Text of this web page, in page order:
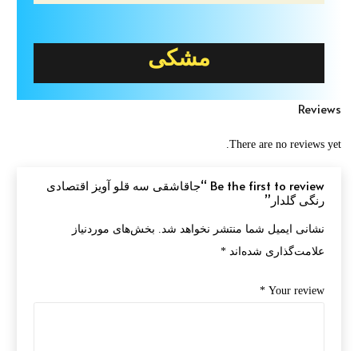
مشکی
Reviews
There are no reviews yet.
Be the first to review “جاقاشقی سه قلو آویز اقتصادی
رنگی گلدار”
نشانی ایمیل شما منتشر نخواهد شد. بخش‌های موردنیاز
علامت‌گذاری شده‌اند *
Your review
*